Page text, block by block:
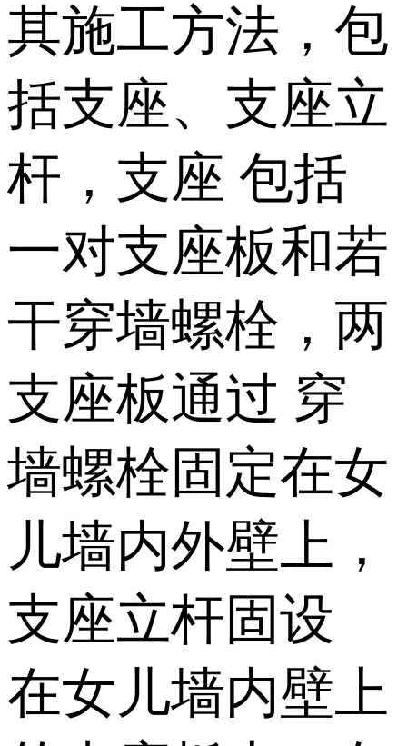
其施工方法，包
括支座、支座立
杆，支座 包括
一对支座板和若
干穿墙螺栓，两
支座板通过 穿
墙螺栓固定在女
儿墙内外壁上，
支座立杆固设
在女儿墙内壁上